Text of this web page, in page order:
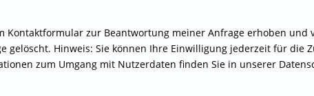
Kontaktformular zur Beantwortung meiner Anfrage erhoben
gelöscht. Hinweis: Sie können Ihre Einwilligung jederzeit für die
zum Umgang mit Nutzerdaten finden Sie in unserer